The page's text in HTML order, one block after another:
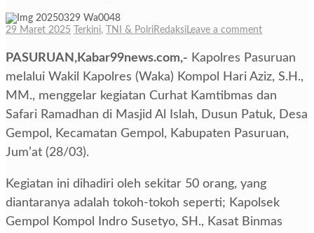
29 Maret 2025 Terkini, TNI & PolriRedaksiLeave a comment
PASURUAN,Kabar99news.com,- Kapolres Pasuruan
melalui Wakil Kapolres (Waka) Kompol Hari Aziz, S.H.,
MM., menggelar kegiatan Curhat Kamtibmas dan
Safari Ramadhan di Masjid Al Islah, Dusun Patuk, Desa
Gempol, Kecamatan Gempol, Kabupaten Pasuruan,
Jum’at (28/03).
Kegiatan ini dihadiri oleh sekitar 50 orang, yang
diantaranya adalah tokoh-tokoh seperti; Kapolsek
Gempol Kompol Indro Susetyo, SH., Kasat Binmas